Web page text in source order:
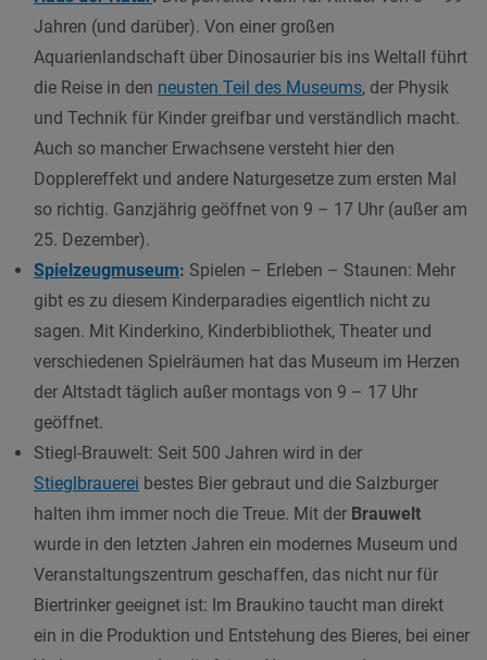
Jahren (und darüber). Von einer großen
Aquarienlandschaft über Dinosaurier bis ins Weltall führt
die Reise in den neusten Teil des Museums, der Physik
und Technik für Kinder greifbar und verständlich macht.
Auch so mancher Erwachsene versteht hier den
Dopplereffekt und andere Naturgesetze zum ersten Mal
so richtig. Ganzjährig geöffnet von 9 – 17 Uhr (außer am
25. Dezember).
Spielzeugmuseum: Spielen – Erleben – Staunen: Mehr
gibt es zu diesem Kinderparadies eigentlich nicht zu
sagen. Mit Kinderkino, Kinderbibliothek, Theater und
verschiedenen Spielräumen hat das Museum im Herzen
der Altstadt täglich außer montags von 9 – 17 Uhr
geöffnet.
Stiegl-Brauwelt: Seit 500 Jahren wird in der
Stieglbrauerei bestes Bier gebraut und die Salzburger
halten ihm immer noch die Treue. Mit der Brauwelt
wurde in den letzten Jahren ein modernes Museum und
Veranstaltungszentrum geschaffen, das nicht nur für
Biertrinker geeignet ist: Im Braukino taucht man direkt
ein in die Produktion und Entstehung des Bieres, bei einer